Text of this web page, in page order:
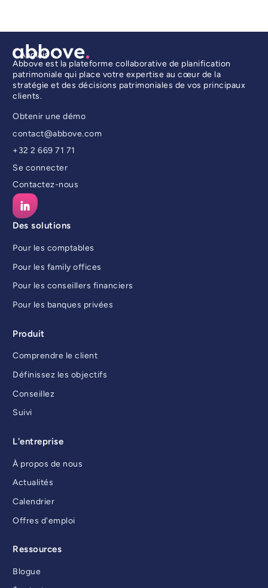
Anglais
Abbove est la plateforme collaborative de planification
patrimoniale qui place votre expertise au cœur de la
stratégie et des décisions patrimoniales de vos principaux
clients.
Obtenir une démo
contact@abbove.com
+32 2 669 71 71
Se connecter
Contactez-nous
Des solutions
Pour les comptables
Pour les family offices
Pour les conseillers financiers
Pour les banques privées
Produit
Comprendre le client
Définissez les objectifs
Conseillez
Suivi
L'entreprise
À propos de nous
Actualités
Calendrier
Offres d'emploi
Ressources
Blogue